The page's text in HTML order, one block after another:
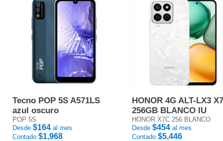
Tecno POP 5S A571LS
azul oscuro
POP 5S
Desde $164 al mes
Contado $1,968
HONOR 4G ALT-LX3
256GB BLANCO IU
HONOR X7C 256 BLANCO
Desde $454 al mes
Contado $5,446